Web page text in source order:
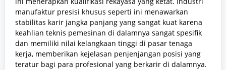
manufaktur presisi khusus seperti ini menawarkan
stabilitas karir jangka panjang yang sangat kuat karena
keahlian teknis pemesinan di dalamnya sangat spesifik
dan memiliki nilai kelangkaan tinggi di pasar tenaga
kerja, memberikan kejelasan penjenjangan posisi yang
teratur bagi para profesional yang berkarir di dalamnya.